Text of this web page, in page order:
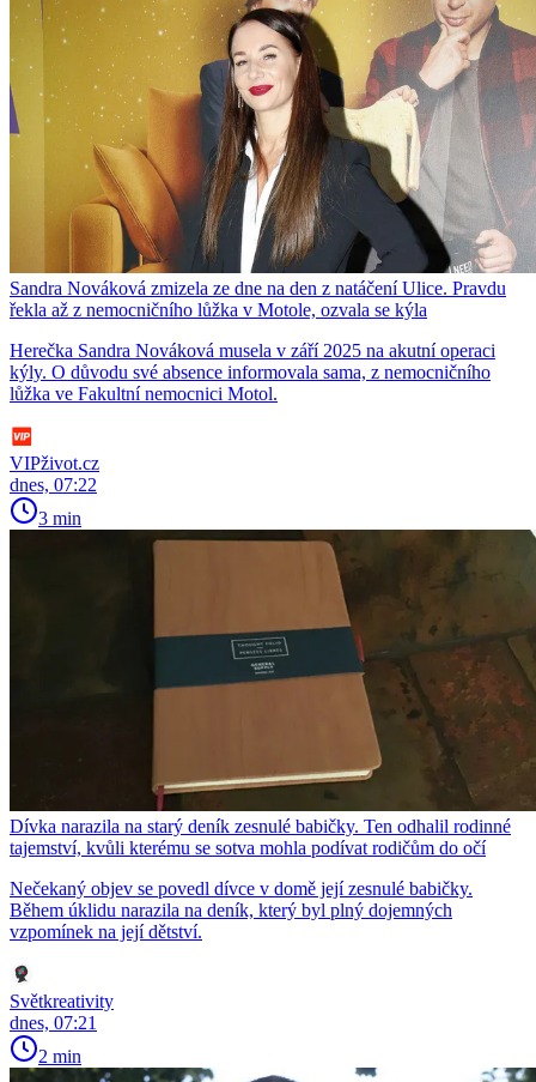
Sandra Nováková zmizela ze dne na den z natáčení Ulice. Pravdu
řekla až z nemocničního lůžka v Motole, ozvala se kýla
Herečka Sandra Nováková musela v září 2025 na akutní operaci
kýly. O důvodu své absence informovala sama, z nemocničního
lůžka ve Fakultní nemocnici Motol.
VIPživot.cz
dnes, 07:22
3 min
Dívka narazila na starý deník zesnulé babičky. Ten odhalil rodinné
tajemství, kvůli kterému se sotva mohla podívat rodičům do očí
Nečekaný objev se povedl dívce v domě její zesnulé babičky.
Během úklidu narazila na deník, který byl plný dojemných
vzpomínek na její dětství.
Světkreativity
dnes, 07:21
2 min